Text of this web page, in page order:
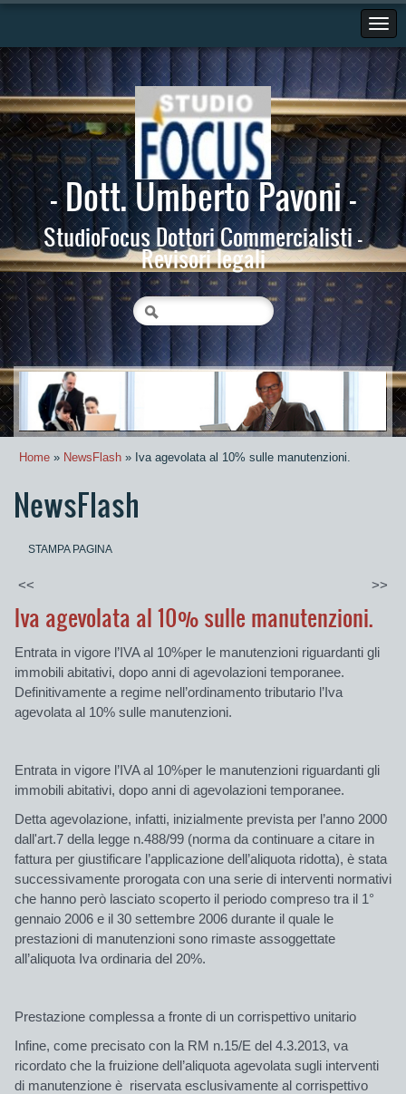
- Dott. Umberto Pavoni -
StudioFocus Dottori Commercialisti -
Revisori legali
Home » NewsFlash » Iva agevolata al 10% sulle manutenzioni.
NewsFlash
STAMPA PAGINA
<< >>
Iva agevolata al 10% sulle manutenzioni.
Entrata in vigore l’IVA al 10%per le manutenzioni riguardanti gli
immobili abitativi, dopo anni di agevolazioni temporanee.
Definitivamente a regime nell’ordinamento tributario l’Iva
agevolata al 10% sulle manutenzioni.
Entrata in vigore l’IVA al 10%per le manutenzioni riguardanti gli
immobili abitativi, dopo anni di agevolazioni temporanee.
Detta agevolazione, infatti, inizialmente prevista per l’anno 2000
dall'art.7 della legge n.488/99 (norma da continuare a citare in
fattura per giustificare l’applicazione dell’aliquota ridotta), è stata
successivamente prorogata con una serie di interventi normativi
che hanno però lasciato scoperto il periodo compreso tra il 1°
gennaio 2006 e il 30 settembre 2006 durante il quale le
prestazioni di manutenzioni sono rimaste assoggettate
all’aliquota Iva ordinaria del 20%.
Prestazione complessa a fronte di un corrispettivo unitario
Infine, come precisato con la RM n.15/E del 4.3.2013, va
ricordato che la fruizione dell’aliquota agevolata sugli interventi
di manutenzione è riservata esclusivamente al corrispettivo